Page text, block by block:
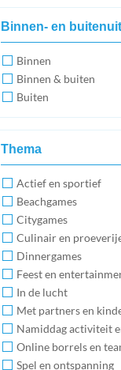
Binnen- en
Binnen
Binnen & buiten
Buiten
Thema
Actief en sportief
Beachgames
Citygames
Culinair en
Dinnergames
Feest en
In de lucht
Met partners en
Namiddag activiteit
Online borrels en
Spel en ontspanning